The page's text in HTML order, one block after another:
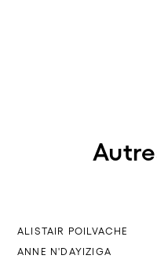
ALISTAIR POILVACHE
ANNE N'DAYIZIGA